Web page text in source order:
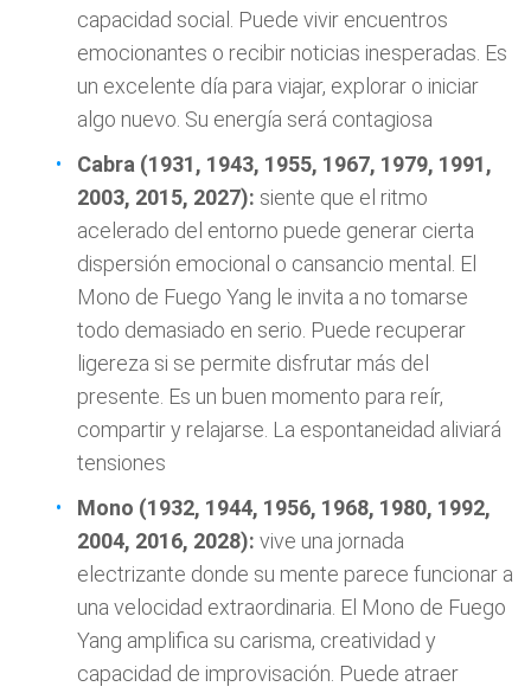
capacidad social. Puede vivir encuentros
emocionantes o recibir noticias inesperadas. Es
un excelente día para viajar, explorar o iniciar
algo nuevo. Su energía será contagiosa
Cabra (1931, 1943, 1955, 1967, 1979, 1991,
2003, 2015, 2027): siente que el ritmo
acelerado del entorno puede generar cierta
dispersión emocional o cansancio mental. El
Mono de Fuego Yang le invita a no tomarse
todo demasiado en serio. Puede recuperar
ligereza si se permite disfrutar más del
presente. Es un buen momento para reír,
compartir y relajarse. La espontaneidad aliviará
tensiones
Mono (1932, 1944, 1956, 1968, 1980, 1992,
2004, 2016, 2028): vive una jornada
electrizante donde su mente parece funcionar a
una velocidad extraordinaria. El Mono de Fuego
Yang amplifica su carisma, creatividad y
capacidad de improvisación. Puede atraer